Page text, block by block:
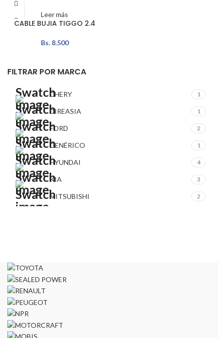
FILTRAR POR MARCA
CHERY 1
DIREASIA 1
FORD 2
GENÉRICO 1
HYUNDAI 4
KIA 3
MITSUBISHI 2
Leer más
CABLE BUJIA TIGGO 2.4
Bs.8.500